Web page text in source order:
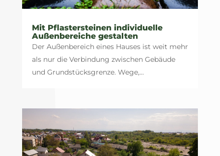
Mit Pflastersteinen individuelle
Außenbereiche gestalten
Der Außenbereich eines Hauses ist weit mehr
als nur die Verbindung zwischen Gebäude
und Grundstücksgrenze. Wege,...